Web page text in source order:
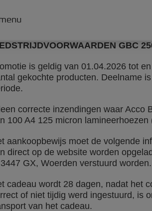
GBC
is geldig van 01.04.2026 tot
gekochte producten. Deelname
correcte inzendingen waar Acco
100 A4 125 micron lamineerhoezen
aankoopbewijs moet de volgende
direct op de website worden
GX, Woerden verstuurd worden.
cadeau wordt 28 dagen, nadat het
of niet tijdig werd ingestuurd, is
van het cadeau.